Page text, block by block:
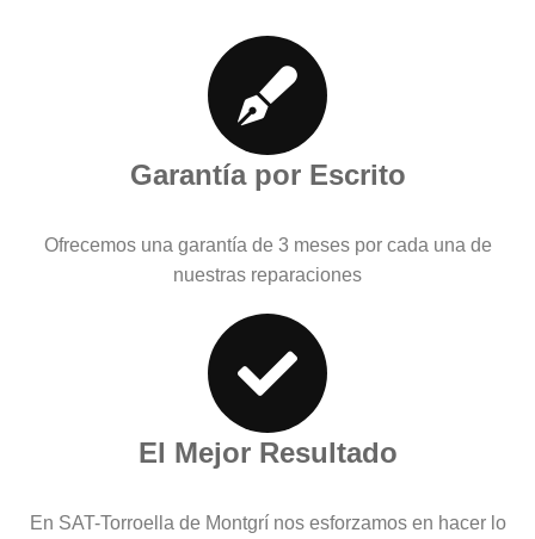
Garantía por Escrito
Ofrecemos una garantía de 3 meses por cada una de
nuestras reparaciones
El Mejor Resultado
En SAT-Torroella de Montgrí nos esforzamos en hacer lo